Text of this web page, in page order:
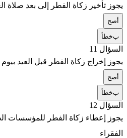
يجوز تأخير زكاة الفطر إلى بعد صلاة
صح
بخطأ
السؤال 11
يجوز إخراج زكاة الفطر قبل العيد بيوم
صح
بخطأ
السؤال 12
يجوز إعطاء زكاة الفطر للمؤسسات
الفقراء